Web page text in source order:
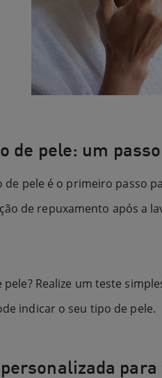
de pele: um
pele é o primeiro passo
de repuxamento após a
Realize um teste
indicar o seu tipo de pele.